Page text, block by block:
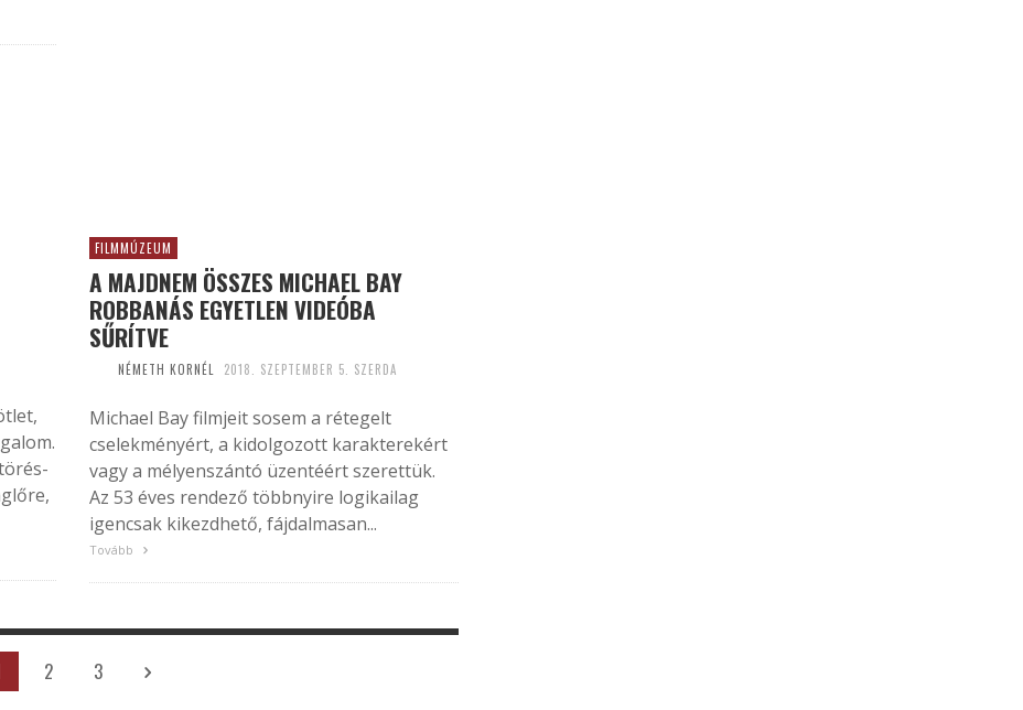
FILMMÚZEUM
A MAJDNEM ÖSSZES MICHAEL BAY
ROBBANÁS EGYETLEN VIDEÓBA
SŰRÍTVE
NÉMETH KORNÉL 2018. SZEPTEMBER 5. SZERDA
Michael Bay filmjeit sosem a rétegelt
cselekményért, a kidolgozott karakterekért
vagy a mélyenszántó üzentéért szerettük.
Az 53 éves rendező többnyire logikailag
igencsak kikezdhető, fájdalmasan...
Tovább
2 3